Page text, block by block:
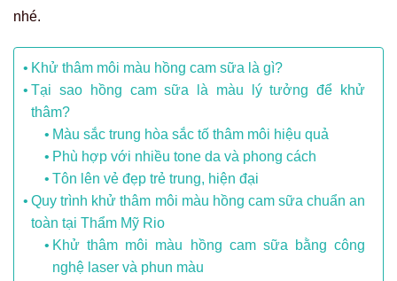
nhé.
Khử thâm môi màu hồng cam sữa là gì?
Tại sao hồng cam sữa là màu lý tưởng để khử
thâm?
Màu sắc trung hòa sắc tố thâm môi hiệu quả
Phù hợp với nhiều tone da và phong cách
Tôn lên vẻ đẹp trẻ trung, hiện đại
Quy trình khử thâm môi màu hồng cam sữa chuẩn an
toàn tại Thẩm Mỹ Rio
Khử thâm môi màu hồng cam sữa bằng công
nghệ laser và phun màu